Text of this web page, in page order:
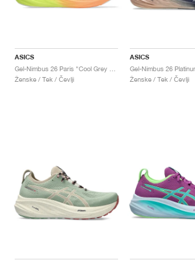
ASICS
Ženske / Tek / Čevlji
ASICS
Ženske / Tek / Čevlji